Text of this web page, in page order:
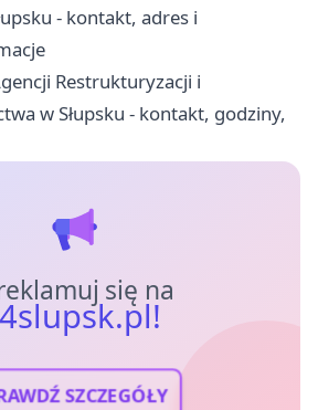
- kontakt, adres i
Restrukturyzacji i
w Słupsku - kontakt, godziny,
się na
SZCZEGÓŁY